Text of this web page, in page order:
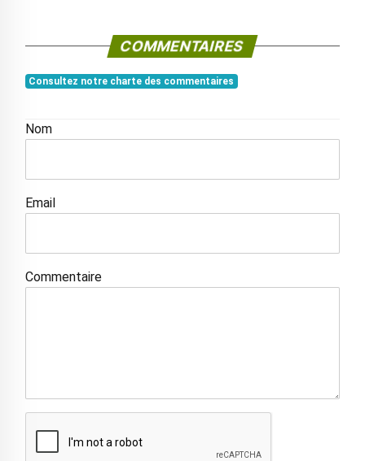
COMMENTAIRES
Consultez notre charte des commentaires
Nom
Email
Commentaire